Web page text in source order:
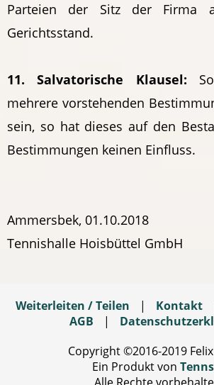
Parteien der Sitz der Firma
Gerichtsstand.
11. Salvatorische Klausel:
mehrere vorstehenden
sein, so hat dieses auf den
Bestimmungen keinen Einfluss.
Ammersbek, 01.10.2018
Tennishalle Hoisbüttel GmbH
Weiterleiten / Teilen | Kontakt
AGB
|
Copyright ©2016-2019
Ein Produkt von